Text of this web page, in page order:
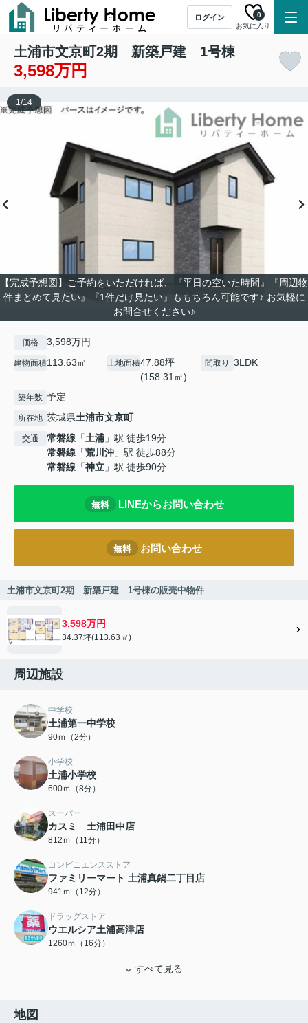
ログイン
お気に入り
0
土浦市文京町2期 新築戸建 1号棟
3,598万円
【完成予想図】ご予約をいただければ、『平日の空いた時間』『周辺物
件まとめて見たい』『1件だけ見たい』ももちろん可能です♪ お気軽に
お問合せください♪
1/14
価格 3,598万円
建物面積113.63㎡ 土地面積47.88坪
(158.31㎡)
間取り 3LDK
築年数 予定
所在地 茨城県土浦市文京町
交通 常磐線 「土浦 」駅 徒歩19分
常磐線 「荒川沖 」駅 徒歩88分
常磐線 「神立 」駅 徒歩90分
無料 LINEからお問い合わせ
無料 お問い合わせ
土浦市文京町2期 新築戸建 1号棟の販売中物件
3,598万円
34.37坪(113.63㎡)
周辺施設
中学校
土浦第一中学校
90ｍ（2分）
小学校
土浦小学校
600ｍ（8分）
スーパー
カスミ 土浦田中店
812ｍ（11分）
コンビニエンスストア
ファミリーマート 土浦真鍋二丁目店
941ｍ（12分）
ドラッグストア
ウエルシア土浦高津店
1260ｍ（16分）
すべて見る
地図